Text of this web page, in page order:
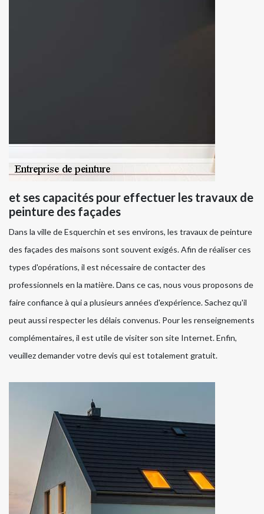
et ses capacités pour effectuer les travaux de
peinture des façades
Dans la ville de Esquerchin et ses environs, les travaux de peinture
des façades des maisons sont souvent exigés. Afin de réaliser ces
types d'opérations, il est nécessaire de contacter des
professionnels en la matière. Dans ce cas, nous vous proposons de
faire confiance à qui a plusieurs années d'expérience. Sachez qu'il
peut aussi respecter les délais convenus. Pour les renseignements
complémentaires, il est utile de visiter son site Internet. Enfin,
veuillez demander votre devis qui est totalement gratuit.